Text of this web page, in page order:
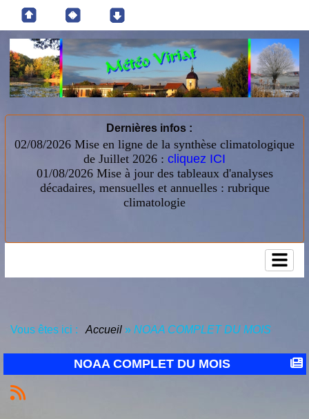
Dernières infos :
02/08/2026 Mise en ligne de la synthèse climatologique
de Juillet 2026 : cliquez ICI
01/08/2026 Mise à jour des tableaux d'analyses
décadaires, mensuelles et annuelles : rubrique
climatologie
Vous êtes ici : Accueil » NOAA COMPLET DU MOIS
NOAA COMPLET DU MOIS